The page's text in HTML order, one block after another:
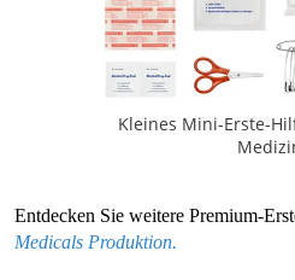
Kleines Mini-Erste-
Entdecken Sie weitere Premium-
Medicals Produktion.